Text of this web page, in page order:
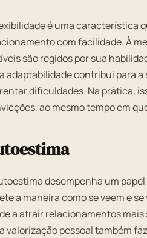
é uma característica
com facilidade. À
são regidos por sua
adaptabilidade contribui para
dificuldades. Na prática,
ao mesmo tempo em
desempenha um
a maneira como se veem e
a atrair relacionamentos mais
valorização pessoal também